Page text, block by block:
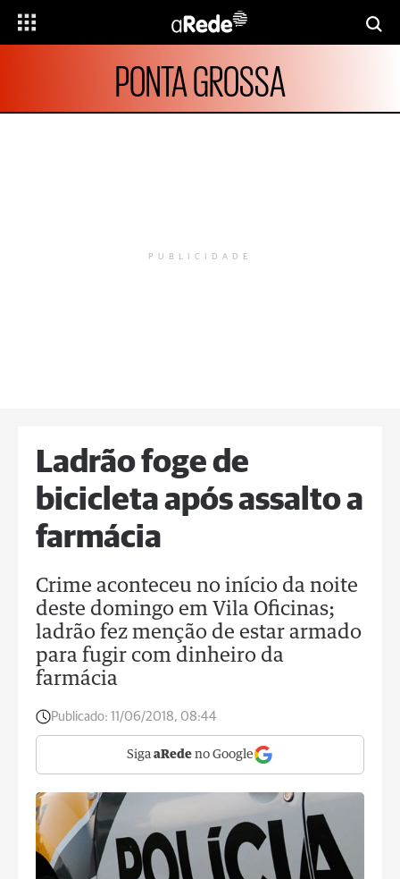
PONTA GROSSA
PUBLICIDADE
Ladrão foge de
bicicleta após assalto a
farmácia
Crime aconteceu no início da noite
deste domingo em Vila Oficinas;
ladrão fez menção de estar armado
para fugir com dinheiro da
farmácia
Publicado: 11/06/2018, 08:44
Siga aRede no Google